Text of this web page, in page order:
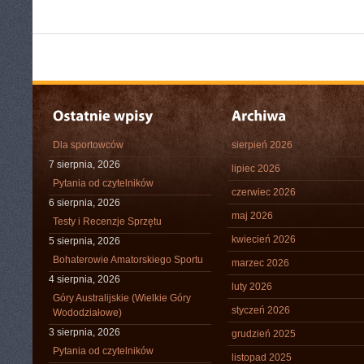
Dla sportowców
7 sierpnia, 2026
Pytania od czytelników
6 sierpnia, 2026
Testy i Recenzje Sprzętu
5 sierpnia, 2026
Bohaterowie Amatorskiego Sportu
4 sierpnia, 2026
Góry Australijskie (Wielkie Góry
Wododziałowe)
3 sierpnia, 2026
Pytania od czytelników
sierpień 2026
lipiec 2026
czerwiec 2026
maj 2026
kwiecień 2026
marzec 2026
luty 2026
styczeń 2026
grudzień 2025
listopad 2025